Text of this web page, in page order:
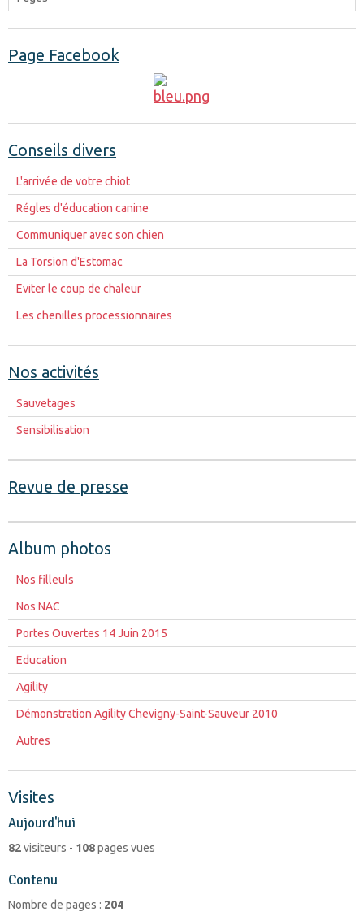
Page Facebook
Conseils divers
L'arrivée de votre chiot
Régles d'éducation canine
Communiquer avec son chien
La Torsion d'Estomac
Eviter le coup de chaleur
Les chenilles processionnaires
Nos activités
Sauvetages
Sensibilisation
Revue de presse
Album photos
Nos filleuls
Nos NAC
Portes Ouvertes 14 Juin 2015
Education
Agility
Démonstration Agility Chevigny-Saint-Sauveur 2010
Autres
Visites
Aujourd'hui
82visiteurs - 108pages vues
Contenu
Nombre de pages : 204